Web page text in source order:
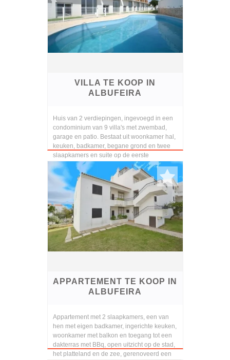
VILLA TE KOOP IN
ALBUFEIRA
Huis van 2 verdiepingen, ingevoegd in een
condominium van 9 villa's met zwembad,
garage en patio. Bestaat uit woonkamer hal,
keuken, badkamer, begane grond en twee
slaapkamers en suite op de eerste
verdieping. Er is...
APPARTEMENT TE KOOP IN
ALBUFEIRA
Appartement met 2 slaapkamers, een van
hen met eigen badkamer, ingerichte keuken,
woonkamer met balkon en toegang tot een
dakterras met BBq, open uitzicht op de stad,
het platteland en de zee, gerenoveerd een